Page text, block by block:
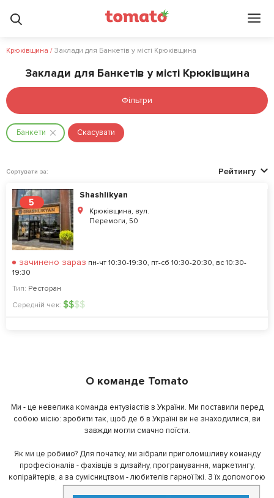
Крюківщина / Заклади для Банкетів у місті Крюківщина
Заклади для Банкетів у місті Крюківщина
Фільтри
Банкети Скасувати
Сортувати за: Рейтингу
5
Shashlikyan
Крюківщина, вул.
Перемоги, 50
зачинено зараз пн-чт 10:30-19:30, пт-сб 10:30-20:30, вс 10:30-
19:30
Тип: Ресторан
Середній чек: $$$$
О команде Tomato
Ми - це невелика команда ентузіастів з України. Ми поставили перед
собою місію: зробити так, щоб де б в Україні ви не знаходилися, ви
завжди могли смачно поїсти.
Як ми це робимо? Для початку, ми зібрали приголомшливу команду
професіоналів - фахівців з дизайну, програмування, маркетингу,
копірайтерів, а за сумісництвом - любителів гарної їжі. З їх допомогою
ми створили Томато.